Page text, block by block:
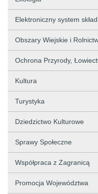
Elektroniczny system
Obszary Wiejskie i
Ochrona Przyrody,
Kultura
Turystyka
Dziedzictwo Kulturowe
Sprawy Społeczne
Współpraca z Zagranicą
Promocja Województwa